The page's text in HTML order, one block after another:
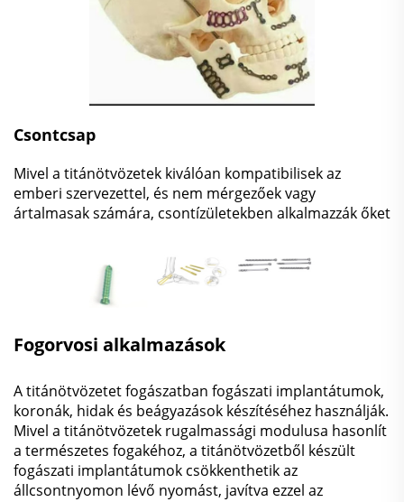
Csontcsap
Mivel a titánötvözetek kiválóan kompatibilisek az
emberi szervezettel, és nem mérgezőek vagy
ártalmasak számára, csontízületekben alkalmazzák őket
Fogorvosi alkalmazások
A titánötvözetet fogászatban fogászati implantátumok,
koronák, hidak és beágyazások készítéséhez használják.
Mivel a titánötvözetek rugalmassági modulusa hasonlít
a természetes fogakéhoz, a titánötvözetből készült
fogászati implantátumok csökkenthetik az
állcsontnyomon lévő nyomást, javítva ezzel az